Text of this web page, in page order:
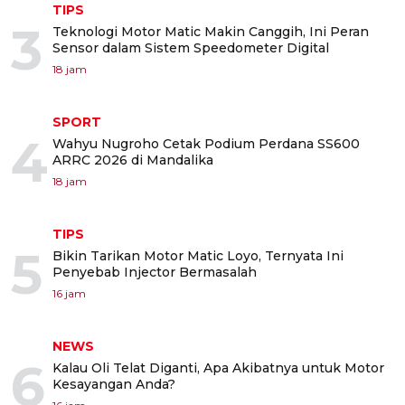
3
TIPS
Teknologi Motor Matic Makin Canggih, Ini Peran
Sensor dalam Sistem Speedometer Digital
18 jam
4
SPORT
Wahyu Nugroho Cetak Podium Perdana SS600
ARRC 2026 di Mandalika
18 jam
5
TIPS
Bikin Tarikan Motor Matic Loyo, Ternyata Ini
Penyebab Injector Bermasalah
16 jam
6
NEWS
Kalau Oli Telat Diganti, Apa Akibatnya untuk Motor
Kesayangan Anda?